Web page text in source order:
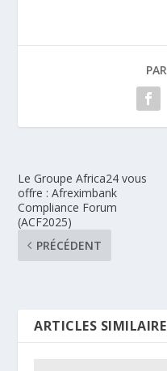
Le Groupe Africa24 vous
offre : Afreximbank
Compliance Forum
(ACF2025)
PRÉCÉDENT
ARTICLES